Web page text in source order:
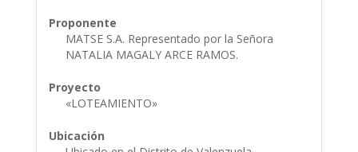
Proponente
MATSE S.A. Representado por la Señora
NATALIA MAGALY ARCE RAMOS.
Proyecto
«LOTEAMIENTO»
Ubicación